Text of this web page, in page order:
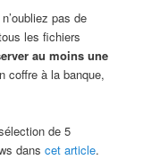
pas de
les fichiers
au moins une
coffre à la banque,
de 5
danscet article.